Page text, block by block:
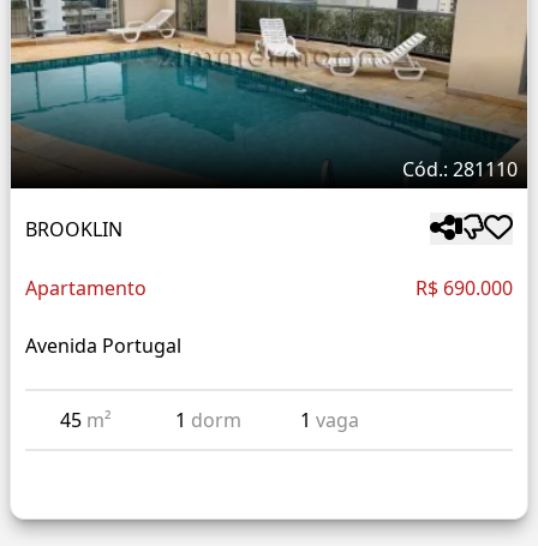
Cód.: 281110
BROOKLIN
Apartamento R$ 690.000
Avenida Portugal
45 m² 1 dorm 1vaga